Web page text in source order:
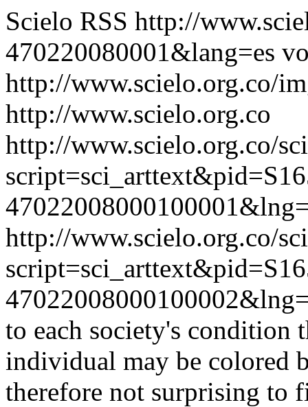
Scielo RSS http://
470220080001&lang=es
http://www.scielo.org.co/
http://www.scielo.org.co
http://www.scielo.org.co/
http://www.scielo.org.co/
to each society's condition
individual may be colored
therefore not surprising to